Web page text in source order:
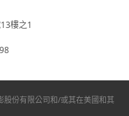
樓之1
股份有限公司和/或其在美國和其